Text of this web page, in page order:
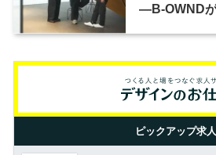
―B-OWND
ピックアップ求人